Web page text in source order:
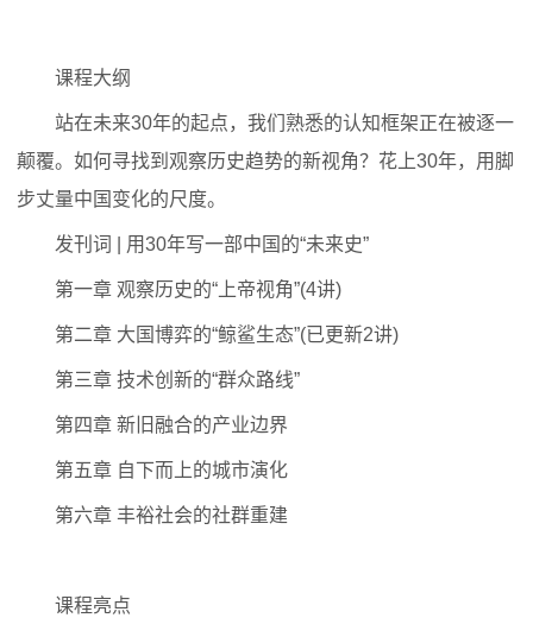
课程大纲
站在未来30年的起点，我们熟悉的认知框架正在被逐一
颠覆。如何寻找到观察历史趋势的新视角？花上30年，用脚
步丈量中国变化的尺度。
发刊词 | 用30年写一部中国的“未来史”
第一章 观察历史的“上帝视角”(4讲)
第二章 大国博弈的“鲸鲨生态”(已更新2讲)
第三章 技术创新的“群众路线”
第四章 新旧融合的产业边界
第五章 自下而上的城市演化
第六章 丰裕社会的社群重建
课程亮点